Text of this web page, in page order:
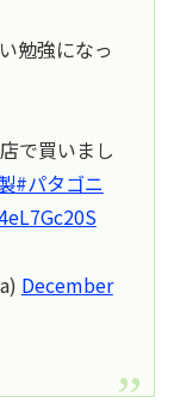
勉強になっ
で買いまし
#パタゴニ
December